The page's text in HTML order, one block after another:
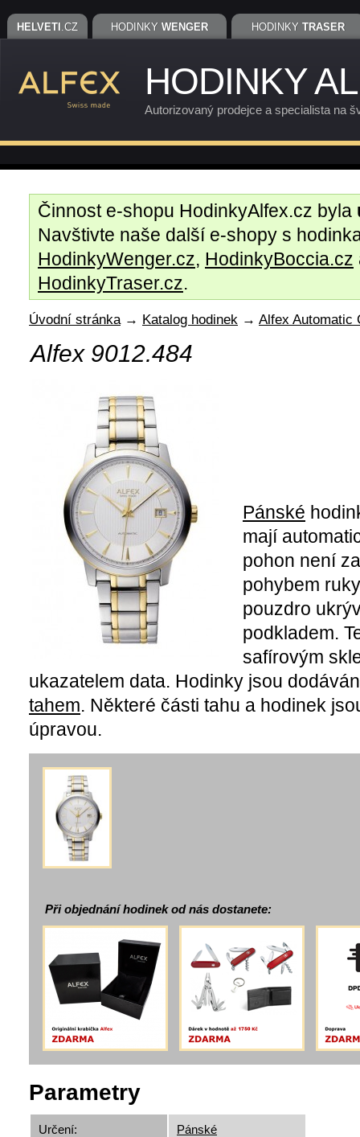
HELVETI .CZ HODINKY WENGER HODINKYTRASER
HODINKY
Autorizovaný prodejce a specialista na
Činnost e-shopu HodinkyAlfex.cz byla
Navštivte naše další e-shopy s
HodinkyWenger.cz, HodinkyBoccia.cz
HodinkyTraser.cz.
Úvodní stránka→ Katalog hodinek → Alfex Automatic
Alfex 9012.484
Pánské
mají
pohon není
pohybem
pouzdro
podkladem.
safírovým
ukazatelem data. Hodinky jsou
tahem. Některé části tahu a hodinek
úpravou.
Při objednání hodinek od nás dostanete:
Parametry
Určení: Pánské